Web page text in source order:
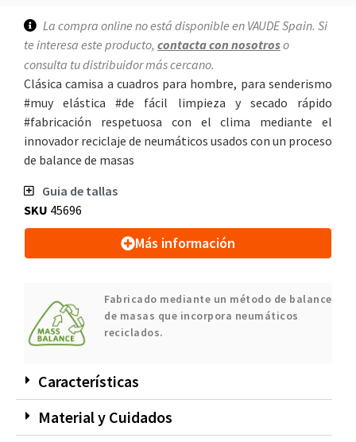
La compra online no está disponible en VAUDE Spain. Si
te interesa este producto, contacta con nosotroso
consulta tu distribuidor más cercano.
Clásica camisa a cuadros para hombre, para senderismo
#muy elástica #de fácil limpieza y secado rápido
#fabricación respetuosa con el clima mediante el
innovador reciclaje de neumáticos usados con un proceso
de balance de masas
Guia de tallas
SKU 45696
Más información
Fabricado mediante un método de balance
de masas que incorpora neumáticos
reciclados.
Características
Material y Cuidados